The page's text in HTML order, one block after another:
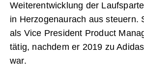
Weiterentwicklung der
in Herzogenaurach aus steuern.
als Vice President Product
tätig, nachdem er 2019 zu
war.